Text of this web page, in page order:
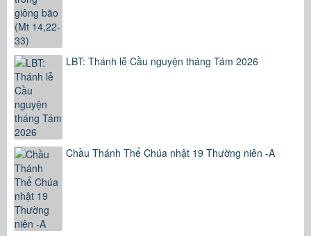
LBT: Thánh lễ Cầu nguyện tháng Tám 2026
Chầu Thánh Thể Chúa nhật 19 Thường niên -A